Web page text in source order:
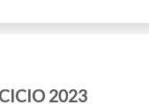
2023